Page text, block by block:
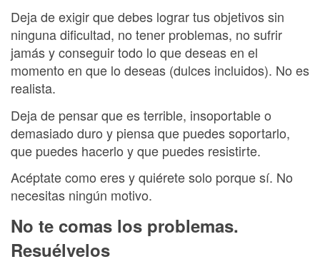
Deja de exigir que debes lograr tus objetivos sin
ninguna dificultad, no tener problemas, no sufrir
jamás y conseguir todo lo que deseas en el
momento en que lo deseas (dulces incluidos). No es
realista.
Deja de pensar que es terrible, insoportable o
demasiado duro y piensa que puedes soportarlo,
que puedes hacerlo y que puedes resistirte.
Acéptate como eres y quiérete solo porque sí. No
necesitas ningún motivo.
No te comas los problemas.
Resuélvelos